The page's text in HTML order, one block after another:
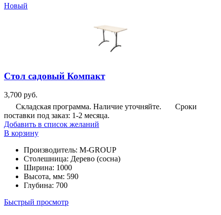
Новый
Стол садовый Компакт
3,700 руб.
Складская программа. Наличие уточняйте.
Сроки
поставки под заказ: 1-2 месяца.
Добавить в список желаний
В корзину
Производитель: M-GROUP
Столешница: Дерево (сосна)
Ширина: 1000
Высота, мм: 590
Глубина: 700
Быстрый просмотр